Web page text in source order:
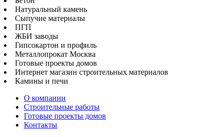
Натуральный камень
Сыпучие материалы
ПГП
ЖБИ заводы
Гипсокартон и профиль
Металлопрокат Москва
Готовые проекты домов
Интернет магазин строительных материалов
Камины и печи
О компании
Строительные работы
Готовые проекты домов
Контакты